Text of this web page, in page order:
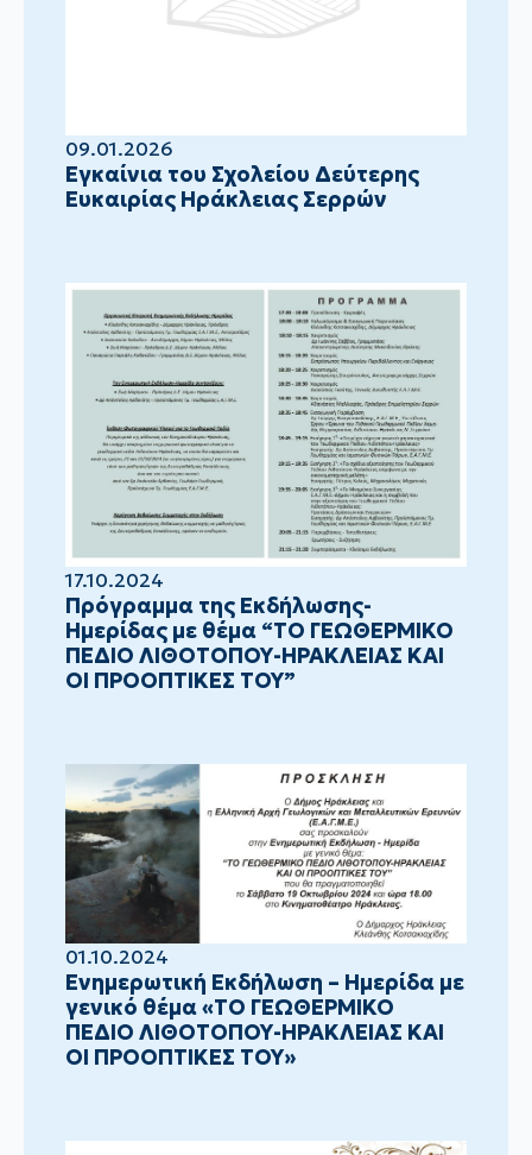
09.01.2026
Eγκαίνια του Σχολείου Δεύτερης
Ευκαιρίας Ηράκλειας Σερρών
17.10.2024
Πρόγραμμα της Εκδήλωσης-
Ημερίδας με θέμα “ΤΟ ΓΕΩΘΕΡΜΙΚΟ
ΠΕΔΙΟ ΛΙΘΟΤΟΠΟΥ-ΗΡΑΚΛΕΙΑΣ ΚΑΙ
ΟΙ ΠΡΟΟΠΤΙΚΕΣ ΤΟΥ”
01.10.2024
Ενημερωτική Εκδήλωση – Ημερίδα με
γενικό θέμα «ΤΟ ΓΕΩΘΕΡΜΙΚΟ
ΠΕΔΙΟ ΛΙΘΟΤΟΠΟΥ-ΗΡΑΚΛΕΙΑΣ ΚΑΙ
ΟΙ ΠΡΟΟΠΤΙΚΕΣ ΤΟΥ»